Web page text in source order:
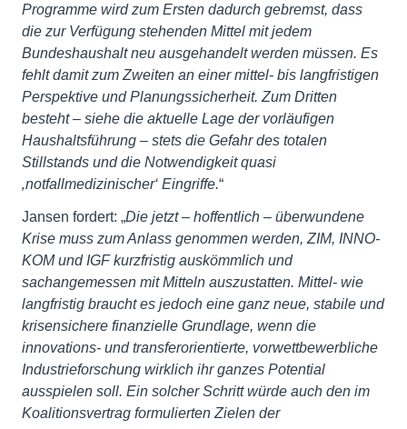
Programme wird zum Ersten dadurch gebremst, dass
die zur Verfügung stehenden Mittel mit jedem
Bundeshaushalt neu ausgehandelt werden müssen. Es
fehlt damit zum Zweiten an einer mittel- bis langfristigen
Perspektive und Planungssicherheit. Zum Dritten
besteht – siehe die aktuelle Lage der vorläufigen
Haushaltsführung – stets die Gefahr des totalen
Stillstands und die Notwendigkeit quasi
‚notfallmedizinischer‘ Eingriffe.“
Jansen fordert: „Die jetzt – hoffentlich – überwundene
Krise muss zum Anlass genommen werden, ZIM, INNO-
KOM und IGF kurzfristig auskömmlich und
sachangemessen mit Mitteln auszustatten. Mittel- wie
langfristig braucht es jedoch eine ganz neue, stabile und
krisensichere finanzielle Grundlage, wenn die
innovations- und transferorientierte, vorwettbewerbliche
Industrieforschung wirklich ihr ganzes Potential
ausspielen soll. Ein solcher Schritt würde auch den im
Koalitionsvertrag formulierten Zielen der